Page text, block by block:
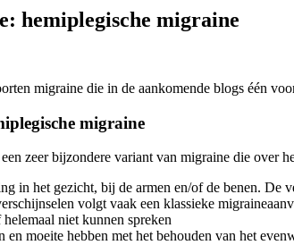
hemiplegische migraine
migraine die in de aankomende blogs één
migraine
zeer bijzondere variant van migraine die over
in het gezicht, bij de armen en/of de benen. De
volgt vaak een klassieke
niet kunnen spreken
en moeite hebben met het behouden van het